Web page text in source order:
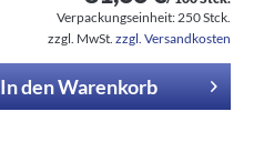
Verpackungseinheit:250 Stck.
zzgl. MwSt. zzgl. Versandkosten
In denWarenkorb